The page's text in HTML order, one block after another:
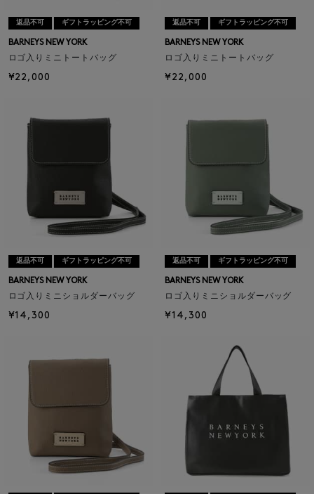
返品不可 ギフトラッピング不可
BARNEYS NEW YORK
ロゴ入りミニトートバッグ
¥22,000
返品不可 ギフトラッピング不可
BARNEYS NEW YORK
ロゴ入りミニトートバッグ
¥22,000
返品不可 ギフトラッピング不可
BARNEYS NEW YORK
ロゴ入りミニショルダーバッグ
¥14,300
返品不可 ギフトラッピング不可
BARNEYS NEW YORK
ロゴ入りミニショルダーバッグ
¥14,300